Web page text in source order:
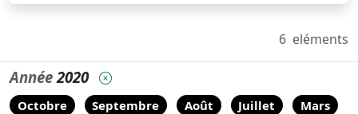
6 eléments
Année2020
Octobre Septembre Août Juillet Mars